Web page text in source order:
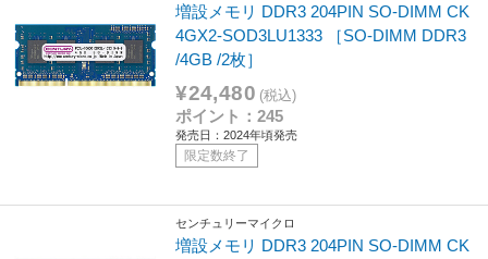
増設メモリ DDR3 204PIN SO-DIMM CK
4GX2-SOD3LU1333 ［SO-DIMM DDR3
/4GB /2枚］
¥24,480 (税込)
ポイント：245
発売日：2024年頃発売
限定数終了
センチュリーマイクロ
増設メモリ DDR3 204PIN SO-DIMM CK